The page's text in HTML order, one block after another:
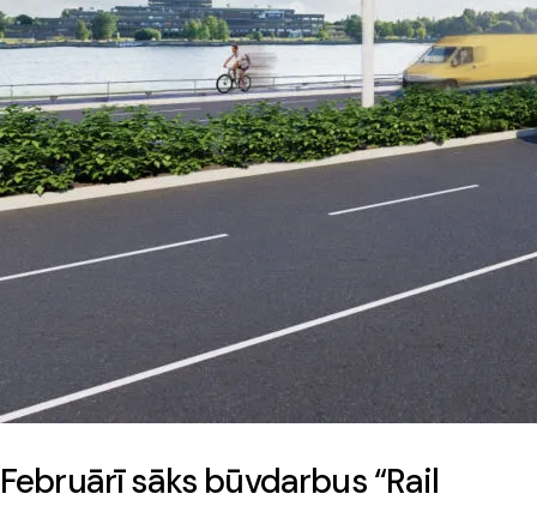
Februārī sāks būvdarbus “Rail